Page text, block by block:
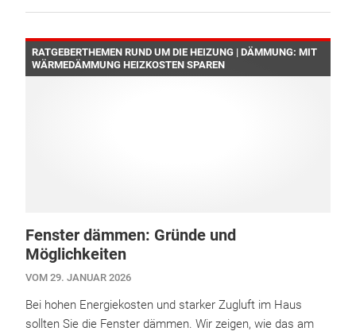
RATGEBERTHEMEN RUND UM DIE HEIZUNG | DÄMMUNG: MIT
WÄRMEDÄMMUNG HEIZKOSTEN SPAREN
Fenster dämmen: Gründe und
Möglichkeiten
VOM 29. JANUAR 2026
Bei hohen Energiekosten und starker Zugluft im Haus
sollten Sie die Fenster dämmen. Wir zeigen, wie das am